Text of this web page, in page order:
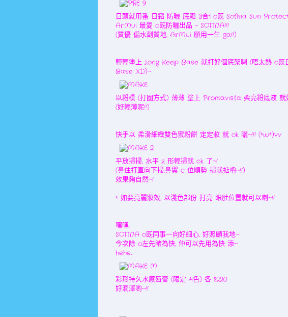
日頭就用番 日霜 防曬 底霜 3合1 o既 Sofina Sun
ArMui 最愛 o既防曬出品 - SOFINA!!!
(質優 偏水劑質地, ArMui 願用一生 ga!!)
輕輕塗上 Long Keep Base 就打好個底架喇 (唔太熱 o
Base XD)~
以粉樸 (打圈方式) 薄薄 塗上 Promavista 柔亮粉底液 就
(好輕薄呢!!)
快手以 柔滑細緻雙色蜜粉餅 定定妝 就 ok 曬~!!! (*w*)vv
平放掃掃, 水平 z 形輕掃就 ok 了~!
(鼻住打直向下掃,鼻翼 c 位順勢 掃就掂嚕~!!)
效果夠自然~!
* 如要亮麗妝效, 以淺色部份 打亮 眼肚位置就可以喇~!!
嘿嘿...
SOFINA o既同事一向好細心, 好照顧我地~
今次除 o左先睹為快, 仲可以先用為快 添~
hehe...
彩形持久水感唇膏 (限定 4色) 各 $220
好潤澤喲~!!